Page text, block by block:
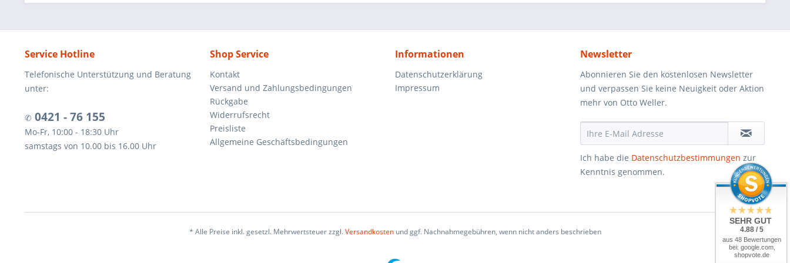
Service Hotline
Telefonische Unterstützung und Beratung
unter:
✆ 0421 - 76 155
Mo-Fr, 10:00 - 18:30 Uhr
samstags von 10.00 bis 16.00 Uhr
Shop Service
Kontakt
Versand und Zahlungsbedingungen
Rückgabe
Widerrufsrecht
Preisliste
Allgemeine Geschäftsbedingungen
Informationen
Datenschutzerklärung
Impressum
Newsletter
Abonnieren Sie den kostenlosen Newsletter
und verpassen Sie keine Neuigkeit oder Aktion
mehr von Otto Weller.
Ich habe die Datenschutzbestimmungen zur
Kenntnis genommen.
* Alle Preise inkl. gesetzl. Mehrwertsteuer zzgl.Versandkostenund ggf. Nachnahmegebühren, wenn nicht anders beschrieben
SEHR GUT
4.88 / 5
aus 48 Bewertungen
bei: google.com,
shopvote.de